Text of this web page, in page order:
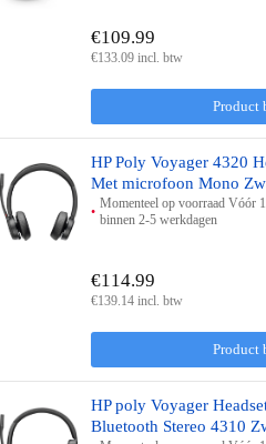
Product
€109.99
€133.09 incl. btw
HP Poly Voyager 4320
Met microfoon Mono
Momenteel op voorraad Vóór
binnen 2-5 werkdagen
Product
€114.99
€139.14 incl. btw
HP poly Voyager
Bluetooth Stereo 4310